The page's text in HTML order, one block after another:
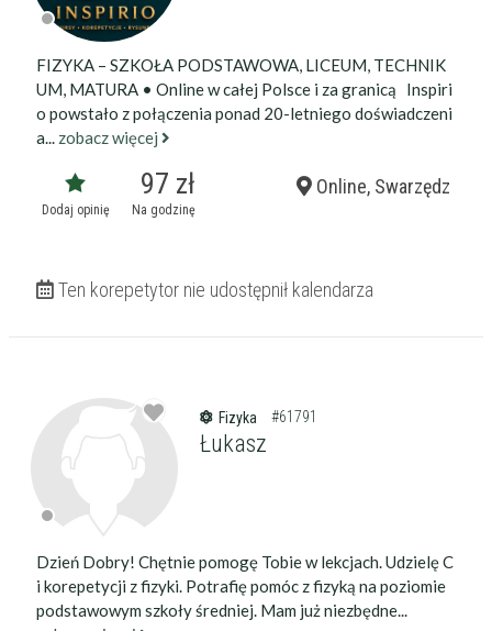
FIZYKA – SZKOŁA PODSTAWOWA, LICEUM, TECHNIK
UM, MATURA • Online w całej Polsce i za granicą Inspiri
o powstało z połączenia ponad 20-letniego doświadczeni
a... zobacz więcej
Dodaj opinię
97 zł
Na godzinę
Online, Swarzędz
Ten korepetytor nie udostępnił kalendarza
Fizyka #61791
Łukasz
Dzień Dobry! Chętnie pomogę Tobie w lekcjach. Udzielę C
i korepetycji z fizyki. Potrafię pomóc z fizyką na poziomie
podstawowym szkoły średniej. Mam już niezbędne...